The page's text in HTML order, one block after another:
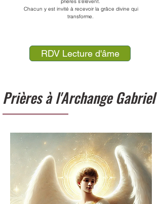
Chacun y est invité à recevoir la grâce divine qui
transforme.
RDV Lecture d'âme
Prières à l'Archange Gabriel